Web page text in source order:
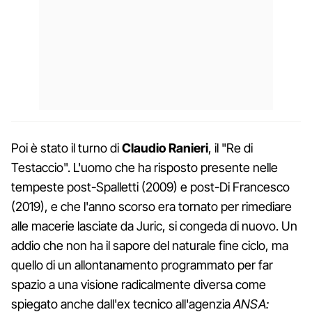
Poi è stato il turno diClaudio Ranieri, il "Re di
Testaccio". L'uomo che ha risposto presente nelle
tempeste post-Spalletti (2009) e post-Di Francesco
(2019), e che l'anno scorso era tornato per rimediare
alle macerie lasciate da Juric, si congeda di nuovo. Un
addio che non ha il sapore del naturale fine ciclo, ma
quello di un allontanamento programmato per far
spazio a una visione radicalmente diversa come
spiegato anche dall'ex tecnico all'agenziaANSA: